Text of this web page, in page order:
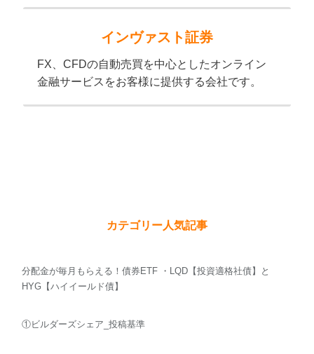
インヴァスト証券
FX、CFDの自動売買を中心としたオンライン
金融サービスをお客様に提供する会社です。
カテゴリー人気記事
分配金が毎月もらえる！債券ETF ・LQD【投資適格社債】と
HYG【ハイイールド債】
①ビルダーズシェア_投稿基準